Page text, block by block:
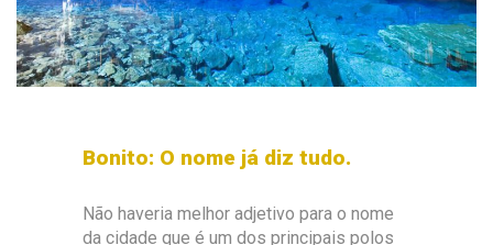
Bonito: O nome já diz tudo.
Não haveria melhor adjetivo para o nome
da cidade que é um dos principais polos